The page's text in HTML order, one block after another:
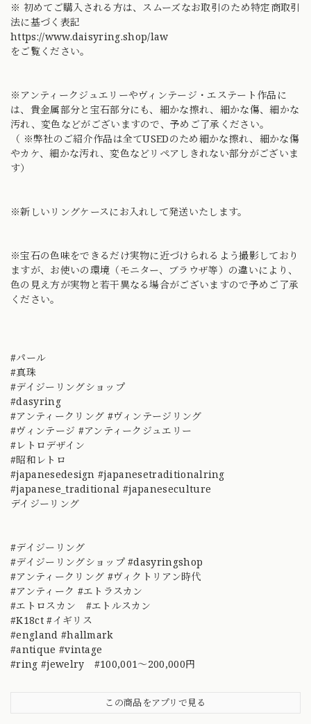
※ 初めてご購入される方は、スムーズなお取引のため特定商取引
法に基づく表記
https://www.daisyring.shop/law
をご覧ください。
※アンティークジュエリーやヴィンテージ・エステート作品に
は、貴金属部分と宝石部分にも、細かな擦れ、細かな傷、細かな
汚れ、変色などがございますので、予めご了承ください。
（ ※弊社のご紹介作品は全てUSEDのため細かな擦れ、細かな傷
やカケ、細かな汚れ、変色などリペアしきれない部分がございま
す）
※新しいリングケースにお入れして発送いたします。
※宝石の色味をできるだけ実物に近づけられるよう撮影しており
ますが、お使いの環境（モニター、ブラウザ等）の違いにより、
色の見え方が実物と若干異なる場合がございますので予めご了承
ください。
#パール
#真珠
#デイジーリングショップ
#dasyring
#アンティークリング #ヴィンテージリング
#ヴィンテージ #アンティークジュエリー
#レトロデザイン
#昭和レトロ
#japanesedesign #japanesetraditionalring
#japanese_traditional #japaneseculture
デイジーリング
#デイジーリング
#デイジーリングショップ #dasyringshop
#アンティークリング #ヴィクトリアン時代
#アンティーク #エトラスカン
#エトロスカン #エトルスカン
#K18ct #イギリス
#england #hallmark
#antique #vintage
#ring #jewelry #100,001～200,000円
この商品をアプリで見る